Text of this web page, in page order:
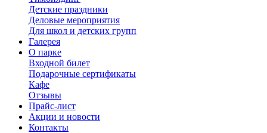
Детские праздники
Деловые мероприятия
Для школ и детских групп
Галерея
О парке
Входной билет
Подарочные сертификаты
Кафе
Отзывы
Прайс-лист
Акции и новости
Контакты